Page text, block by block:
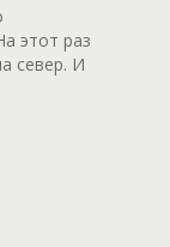
этот раз
север. И